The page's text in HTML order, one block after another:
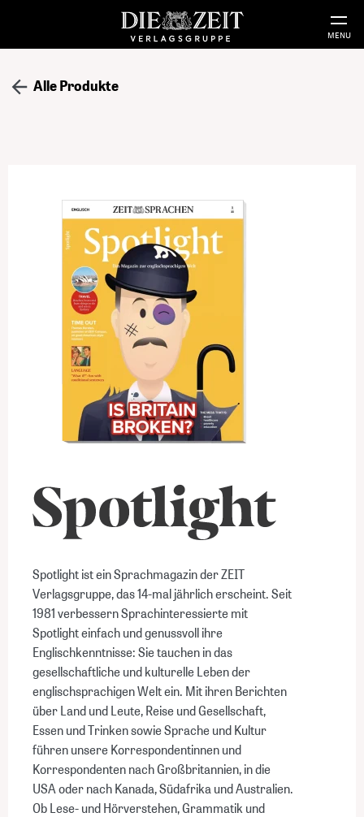
MENU
Alle Produkte
Spotlight ist ein Sprachmagazin der ZEIT
Verlagsgruppe, das 14-mal jährlich erscheint. Seit
1981 verbessern Sprachinteressierte mit
Spotlight einfach und genussvoll ihre
Englischkenntnisse: Sie tauchen in das
gesellschaftliche und kulturelle Leben der
englischsprachigen Welt ein. Mit ihren Berichten
über Land und Leute, Reise und Gesellschaft,
Essen und Trinken sowie Sprache und Kultur
führen unsere Korrespondentinnen und
Korrespondenten nach Großbritannien, in die
USA oder nach Kanada, Südafrika und Australien.
Ob Lese- und Hörverstehen, Grammatik und